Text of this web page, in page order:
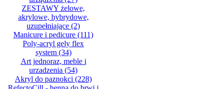
ZESTAWY żelowe,
akrylowe, hybrydowe,
uzupełniające (2)
Manicure i pedicure (111)
Poly-acryl gely flex
system(34)
Art jednoraz, meble i
urzadzenia (54)
Akryl do paznokci (228)